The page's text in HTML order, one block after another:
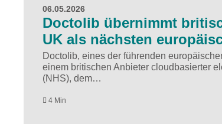
06.05.2026
Doctolib übernimmt
UK als nächsten
Doctolib, eines der führenden
einem britischen Anbieter cloudbasierter
(NHS), dem…
4 Min